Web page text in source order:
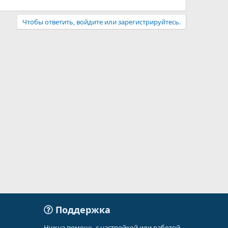
Чтобы ответить, войдите или зарегистрируйтесь.
Поддержка